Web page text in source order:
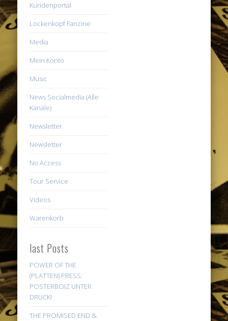
Kundenportal
Lockenkopf Fanzine
Media
Mein Konto
Music
News Socialmedia (Alle
Kanäle)
Newsletter
Newsletter
No Access
Tour Service
Videos
Warenkorb
last Posts
POWER OF THE
(PLATTEN) PRESS:
POSTERBOIZ UNTER
DRUCK!
THE PROMISED END &